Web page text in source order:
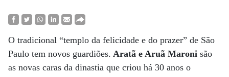
O tradicional “templo da felicidade e do prazer” de São
Paulo tem novos guardiões. Aratã e Aruã Maroni são
as novas caras da dinastia que criou há 30 anos o